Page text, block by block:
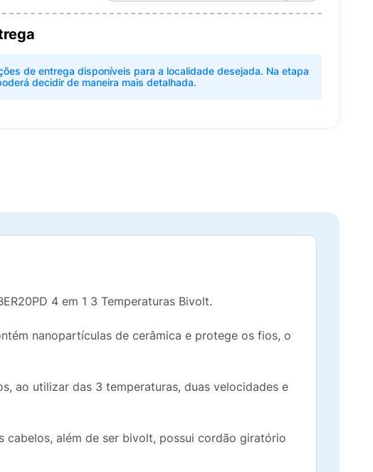
de entrega disponíveis para a localidade desejada. Na etapa
decidir de maneira mais detalhada.
4 em 1 3 Temperaturas Bivolt.
nanopartículas de cerâmica e protege os fios, o
ao utilizar das 3 temperaturas, duas velocidades e
cabelos, além de ser bivolt, possui cordão giratório